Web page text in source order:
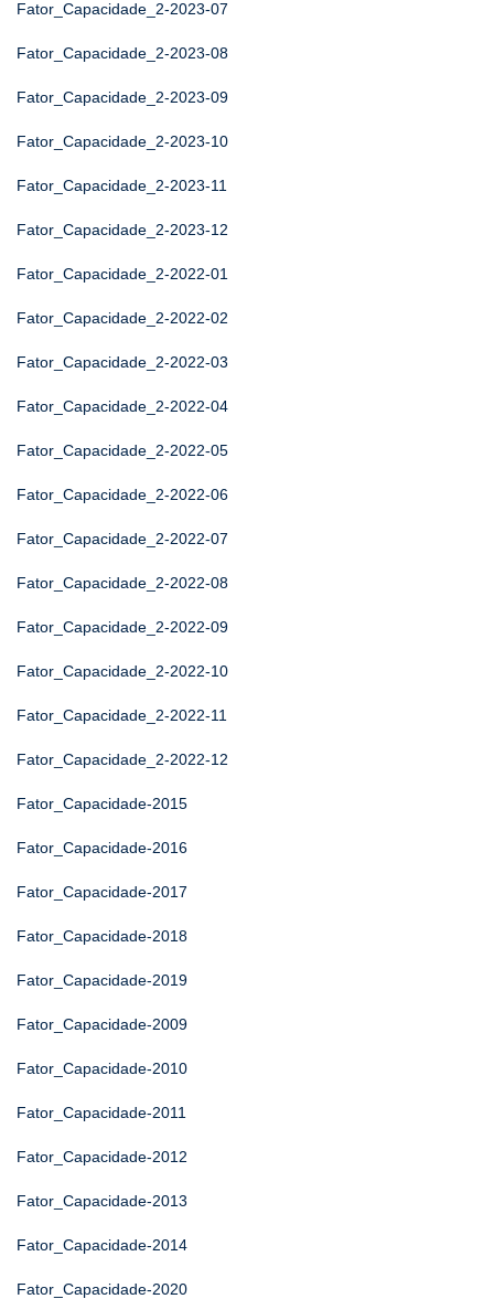
Fator_Capacidade_2-2023-07
Fator_Capacidade_2-2023-08
Fator_Capacidade_2-2023-09
Fator_Capacidade_2-2023-10
Fator_Capacidade_2-2023-11
Fator_Capacidade_2-2023-12
Fator_Capacidade_2-2022-01
Fator_Capacidade_2-2022-02
Fator_Capacidade_2-2022-03
Fator_Capacidade_2-2022-04
Fator_Capacidade_2-2022-05
Fator_Capacidade_2-2022-06
Fator_Capacidade_2-2022-07
Fator_Capacidade_2-2022-08
Fator_Capacidade_2-2022-09
Fator_Capacidade_2-2022-10
Fator_Capacidade_2-2022-11
Fator_Capacidade_2-2022-12
Fator_Capacidade-2015
Fator_Capacidade-2016
Fator_Capacidade-2017
Fator_Capacidade-2018
Fator_Capacidade-2019
Fator_Capacidade-2009
Fator_Capacidade-2010
Fator_Capacidade-2011
Fator_Capacidade-2012
Fator_Capacidade-2013
Fator_Capacidade-2014
Fator_Capacidade-2020